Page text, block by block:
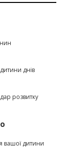
днів
розвитку
вашої дитини